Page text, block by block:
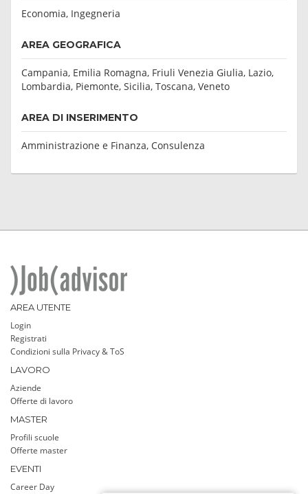
Economia, Ingegneria
AREA GEOGRAFICA
Campania, Emilia Romagna, Friuli Venezia Giulia, Lazio,
Lombardia, Piemonte, Sicilia, Toscana, Veneto
AREA DI INSERIMENTO
Amministrazione e Finanza, Consulenza
AREA UTENTE
Login
Registrati
Condizioni sulla Privacy & ToS
LAVORO
Aziende
Offerte di lavoro
MASTER
Profili scuole
Offerte master
EVENTI
Career Day